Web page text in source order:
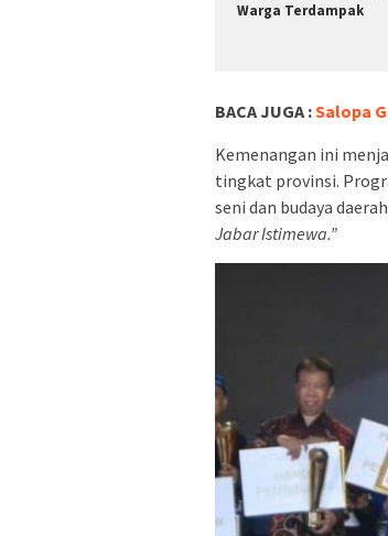
Warga Terdampak
BACA JUGA :Salopa
Kemenangan ini
tingkat provinsi.
seni dan budaya
Jabar Istimewa.”